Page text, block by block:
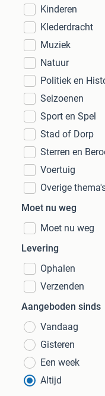
Kinderen
Klederdracht
Muziek
Natuur
Politiek en
Seizoenen
Sport en Spel
Stad of Dorp
Sterren en
Voertuig
Overige
Moet nu weg
Moet nu weg
Levering
Ophalen
Verzenden
Aangeboden sinds
Vandaag
Gisteren
Een week
Altijd